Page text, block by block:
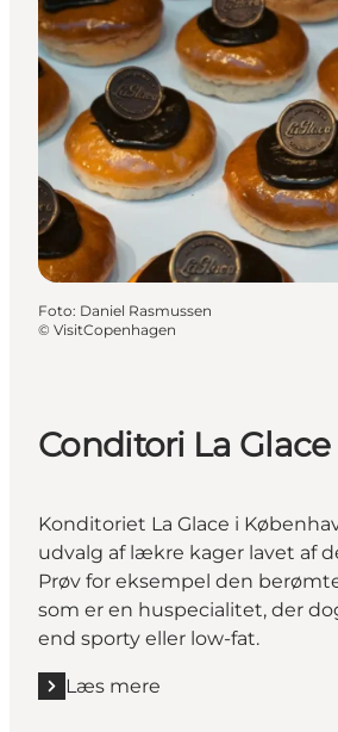
Foto: Daniel Rasmussen
© VisitCopenhagen
Conditori La Glace
Konditoriet La Glace i
udvalg af lækre kager lavet af
Prøv for eksempel den
som er en huspecialitet, der
end sporty eller low-fat.
Læs mere
Læs mere "Conditori La Glace"